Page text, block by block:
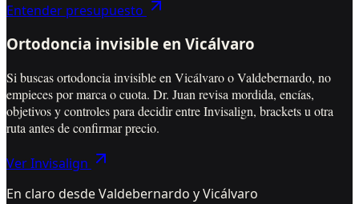
Entender presupuesto
Ortodoncia invisible en Vicálvaro
Si buscas ortodoncia invisible en Vicálvaro o Valdebernardo, no
empieces por marca o cuota. Dr. Juan revisa mordida, encías,
objetivos y controles para decidir entre Invisalign, brackets u otra
ruta antes de confirmar precio.
Ver Invisalign
En claro desde Valdebernardo y Vicálvaro